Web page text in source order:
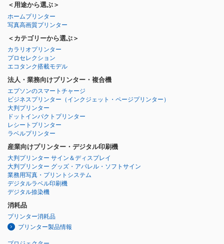
＜用途から選ぶ＞
ホームプリンター
写真高画質プリンター
＜カテゴリーから選ぶ＞
カラリオプリンター
プロセレクション
エコタンク搭載モデル
法人・業務向けプリンター・複合機
エプソンのスマートチャージ
ビジネスプリンター （インクジェット・ページプリンター）
大判プリンター
ドットインパクトプリンター
レシートプリンター
ラベルプリンター
産業向けプリンター・デジタル印刷機
大判プリンター サイン＆ディスプレイ
大判プリンター グッズ・アパレル・ソフトサイン
業務用写真・プリントシステム
デジタルラベル印刷機
デジタル捺染機
消耗品
プリンター消耗品
プリンター製品情報